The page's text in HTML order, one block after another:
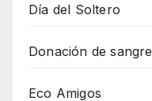
Día del Soltero
Donación de sangre
Eco Amigos